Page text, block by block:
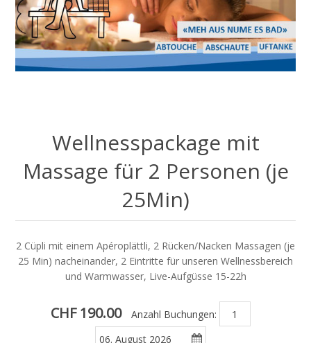
Wellnesspackage mit
Massage für 2 Personen (je
25Min)
2 Cüpli mit einem Apéroplättli, 2 Rücken/Nacken Massagen (je
25 Min) nacheinander, 2 Eintritte für unseren Wellnessbereich
und Warmwasser, Live-Aufgüsse 15-22h
CHF 190.00 Anzahl Buchungen: